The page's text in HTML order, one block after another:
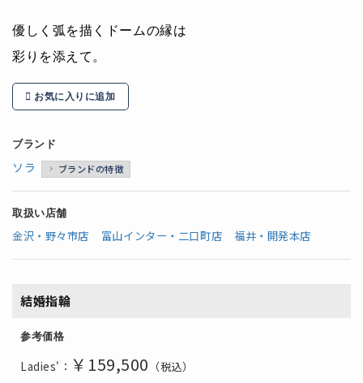
優しく弧を描くドームの縁は
彩りを添えて。
お気に入りに追加
ブランド
ソラ ブランドの特徴
取扱い店舗
金沢・野々市店 富山インター・二口町店 福井・開発本店
結婚指輪
参考価格
Ladies'： ￥159,500 （税込）